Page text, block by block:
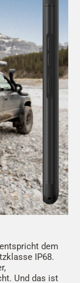
dem
IP68.
Und das ist